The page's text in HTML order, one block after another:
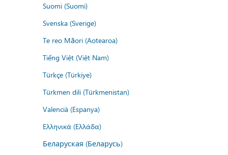
Suomi (Suomi)
Svenska (Sverige)
Te reo Māori (Aotearoa)
Tiếng Việt (Việt Nam)
Türkçe (Türkiye)
Türkmen dili (Türkmenistan)
Valencià (Espanya)
Ελληνικά (Ελλάδα)
Беларуская (Беларусь)